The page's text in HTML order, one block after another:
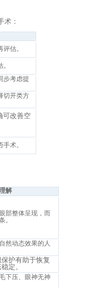
术：
估。
步考虑提
切开类方
可改善空
术。
解
部整体呈现，而
。
然动态效果的人
护有助于恢复
定。
下压、眼神无神